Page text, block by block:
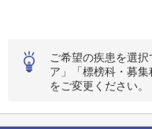
ご希望の疾患を選
ア」「標榜科・募集
をご変更ください。